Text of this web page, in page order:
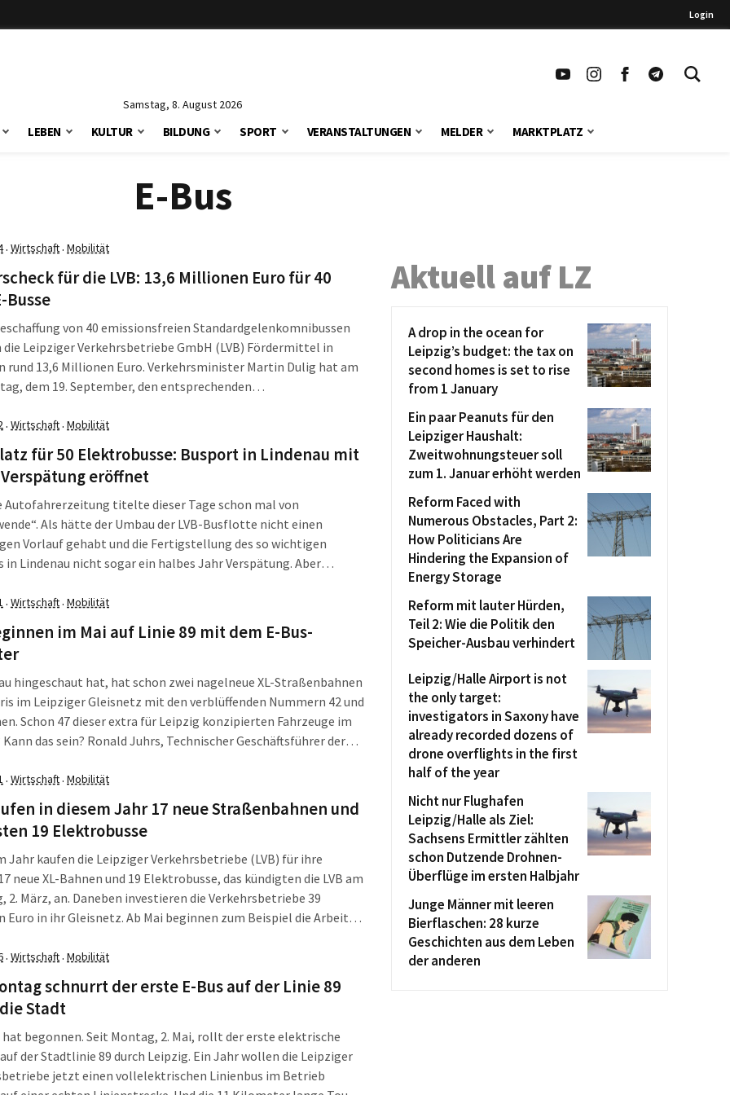
Login
Samstag, 8. August 2026
LEBEN KULTUR BILDUNG SPORT VERANSTALTUNGEN MELDER MARKTPLATZ
E-Bus
· Wirtschaft· Mobilität
für die LVB: 13,6 Millionen Euro für 40
Busse
von 40 emissionsfreien Standardgelenkomnibussen
Leipziger Verkehrsbetriebe GmbH (LVB) Fördermittel in
rund 13,6 Millionen Euro. Verkehrsminister Martin Dulig hat am
dem 19. September, den entsprechenden
LVB, und an LVB-Projektleiter Torsten Schmidt überreicht. Die
Busse sollen den Fuhrpark der […]
· Wirtschaft· Mobilität
für 50 Elektrobusse: Busport in Lindenau mit
eröffnet
Autofahrerzeitung titelte dieser Tage schon mal von
Als hätte der Umbau der LVB-Busflotte nicht einen
Vorlauf gehabt und die Fertigstellung des so wichtigen
in Lindenau nicht sogar ein halbes Jahr Verspätung. Aber
ist. Und zwar nicht erst 2035. […]
· Wirtschaft· Mobilität
im Mai auf Linie 89 mit dem E-Bus-
hingeschaut hat, hat schon zwei nagelneue XL-Straßenbahnen
im Leipziger Gleisnetz mit den verblüffenden Nummern 42 und
Schon 47 dieser extra für Leipzig konzipierten Fahrzeuge im
das sein? Ronald Juhrs, Technischer Geschäftsführer der
· Wirtschaft· Mobilität
in diesem Jahr 17 neue Straßenbahnen und
19 Elektrobusse
Jahr kaufen die Leipziger Verkehrsbetriebe (LVB) für ihre
neue XL-Bahnen und 19 Elektrobusse, das kündigten die LVB am
2. März, an. Daneben investieren die Verkehrsbetriebe 39
zum Beispiel die Arbeiten
westlichen Verkehrsknotens.
· Wirtschaft· Mobilität
schnurrt der erste E-Bus auf der Linie 89
Stadt
hat begonnen. Seit Montag, 2. Mai, rollt der erste elektrische
der Stadtlinie 89 durch Leipzig. Ein Jahr wollen die Leipziger
jetzt einen vollelektrischen Linienbus im Betrieb
Aktuell auf LZ
A drop in the ocean for
Leipzig’s budget: the tax on
second homes is set to rise
from 1 January
Ein paar Peanuts für den
Leipziger Haushalt:
Zweitwohnungsteuer soll
zum 1. Januar erhöht werden
Reform Faced with
Numerous Obstacles, Part 2:
How Politicians Are
Hindering the Expansion of
Energy Storage
Reform mit lauter Hürden,
Teil 2: Wie die Politik den
Speicher-Ausbau verhindert
Leipzig/Halle Airport is not
the only target:
investigators in Saxony have
already recorded dozens of
drone overflights in the first
half of the year
Nicht nur Flughafen
Leipzig/Halle als Ziel:
Sachsens Ermittler zählten
schon Dutzende Drohnen-
Überflüge im ersten Halbjahr
Junge Männer mit leeren
Bierflaschen: 28 kurze
Geschichten aus dem Leben
der anderen